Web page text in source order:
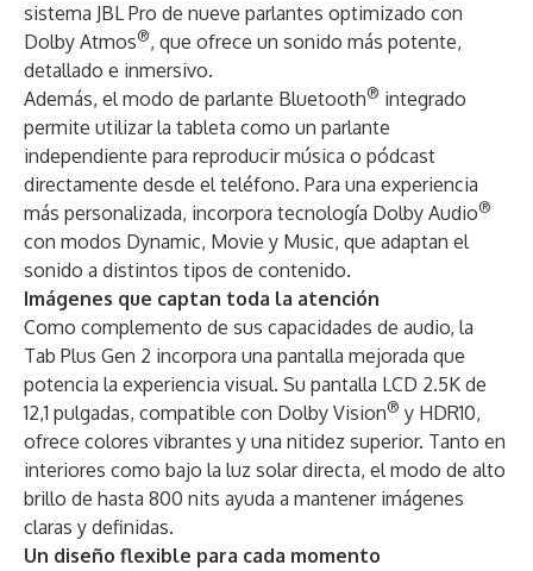
sistema JBL Pro de nueve parlantes optimizado con
Dolby Atmos®, que ofrece un sonido más potente,
detallado e inmersivo.
Además, el modo de parlante Bluetooth® integrado
permite utilizar la tableta como un parlante
independiente para reproducir música o pódcast
directamente desde el teléfono. Para una experiencia
más personalizada, incorpora tecnología Dolby Audio®
con modos Dynamic, Movie y Music, que adaptan el
sonido a distintos tipos de contenido.
Imágenes que captan toda la atención
Como complemento de sus capacidades de audio, la
Tab Plus Gen 2 incorpora una pantalla mejorada que
potencia la experiencia visual. Su pantalla LCD 2.5K de
12,1 pulgadas, compatible con Dolby Vision® y HDR10,
ofrece colores vibrantes y una nitidez superior. Tanto en
interiores como bajo la luz solar directa, el modo de alto
brillo de hasta 800 nits ayuda a mantener imágenes
claras y definidas.
Un diseño flexible para cada momento